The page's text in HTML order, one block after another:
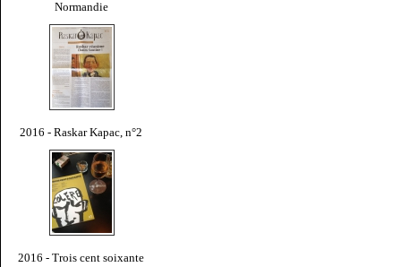
Normandie
2016 - Raskar Kapac, n°2
2016 - Trois cent soixante